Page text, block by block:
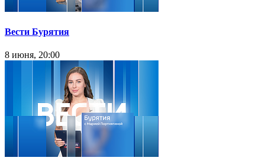
Вести Бурятия
8 июня, 20:00